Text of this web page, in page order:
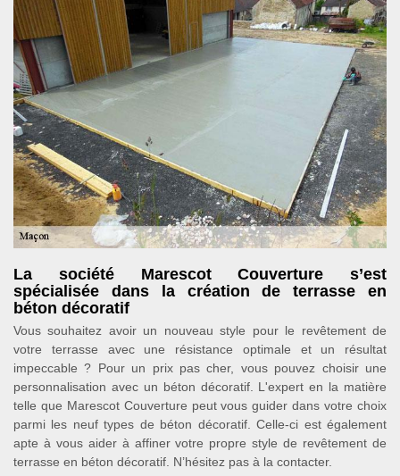
La société Marescot Couverture s’est
spécialisée dans la création de terrasse en
béton décoratif
Vous souhaitez avoir un nouveau style pour le revêtement de
votre terrasse avec une résistance optimale et un résultat
impeccable ? Pour un prix pas cher, vous pouvez choisir une
personnalisation avec un béton décoratif. L'expert en la matière
telle que Marescot Couverture peut vous guider dans votre choix
parmi les neuf types de béton décoratif. Celle-ci est également
apte à vous aider à affiner votre propre style de revêtement de
terrasse en béton décoratif. N’hésitez pas à la contacter.